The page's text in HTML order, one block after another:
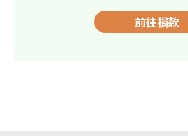
前往捐款